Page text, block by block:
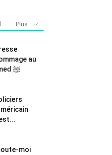
Plus
au
Prophète Mohammed ﷺ
moi